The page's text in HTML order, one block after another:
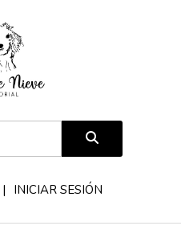
INICIAR SESIÓN